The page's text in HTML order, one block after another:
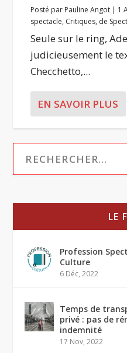
Posté par Pauline Angot | 1
spectacle, Critiques, de
Seule sur le ring,
judicieusement le
Checchetto,...
EN SAVOIR PLUS
LE
Profession
Culture
6 Déc, 2022
Temps de
privé : pas de
indemnité
17 Nov, 2022